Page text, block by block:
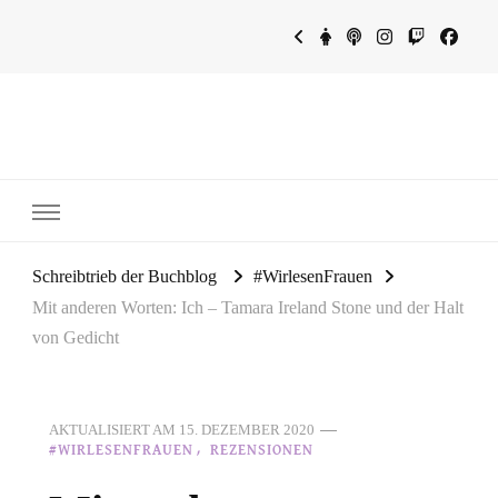
Schreibtrieb der Buchblog
#WirlesenFrauen
Mit anderen Worten: Ich – Tamara Ireland Stone und der Halt
von Gedicht
AKTUALISIERT AM 15. DEZEMBER 2020
#WIRLESENFRAUEN REZENSIONEN